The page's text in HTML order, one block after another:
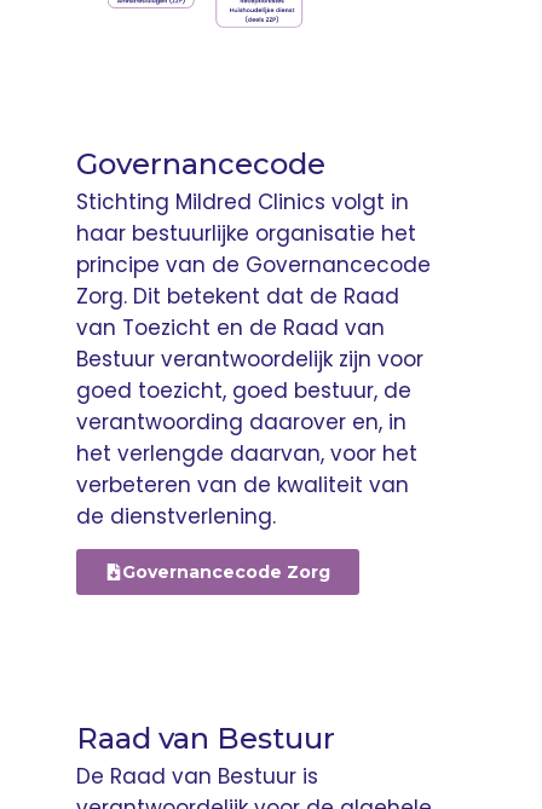
Governancecode
Stichting Mildred Clinics volgt in
haar bestuurlijke organisatie het
principe van de Governancecode
Zorg. Dit betekent dat de Raad
van Toezicht en de Raad van
Bestuur verantwoordelijk zijn voor
goed toezicht, goed bestuur, de
verantwoording daarover en, in
het verlengde daarvan, voor het
verbeteren van de kwaliteit van
de dienstverlening.
Governancecode Zorg
Raad van Bestuur
De Raad van Bestuur is